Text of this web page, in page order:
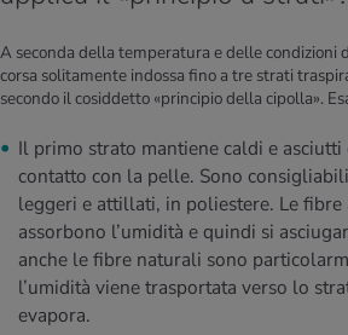
A seconda della temperatura e delle condizioni
corsa solitamente indossa fino a tre strati
secondo il cosiddetto «principio della cipolla».
Il primo strato mantiene caldi e
contatto con la pelle. Sono
leggeri e attillati, in poliestere. Le
assorbono l’umidità e quindi si
anche le fibre naturali sono
l’umidità viene trasportata verso lo
evapora.